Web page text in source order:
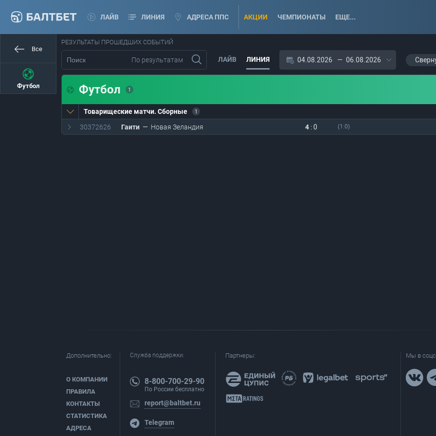
ЛАЙВ ЛИНИЯ АДРЕСА ППС АКЦИИ ЧЕМПИОНАТЫ
ЕЩЕ...
Все
Футбол
РЕЗУЛЬТАТЫ ПРОШЕДШИХ СОБЫТИЙ
По результатам ЛАЙВ ЛИНИЯ 04.08.2026 — 06.08.2026
Футбол 1
Товарищеские матчи. Сборные 1
30372626 Гаити — Новая Зеландия 4:0 (1:0)
Дополнительно:
О КОМПАНИИ
ПРАВИЛА
КОНТАКТЫ
СТАТИСТИКА
АДРЕСА
Служба поддержки:
8-800-700-29-90
По России бесплатно
report@baltbet.ru
Telegram
Партнеры: Мы в